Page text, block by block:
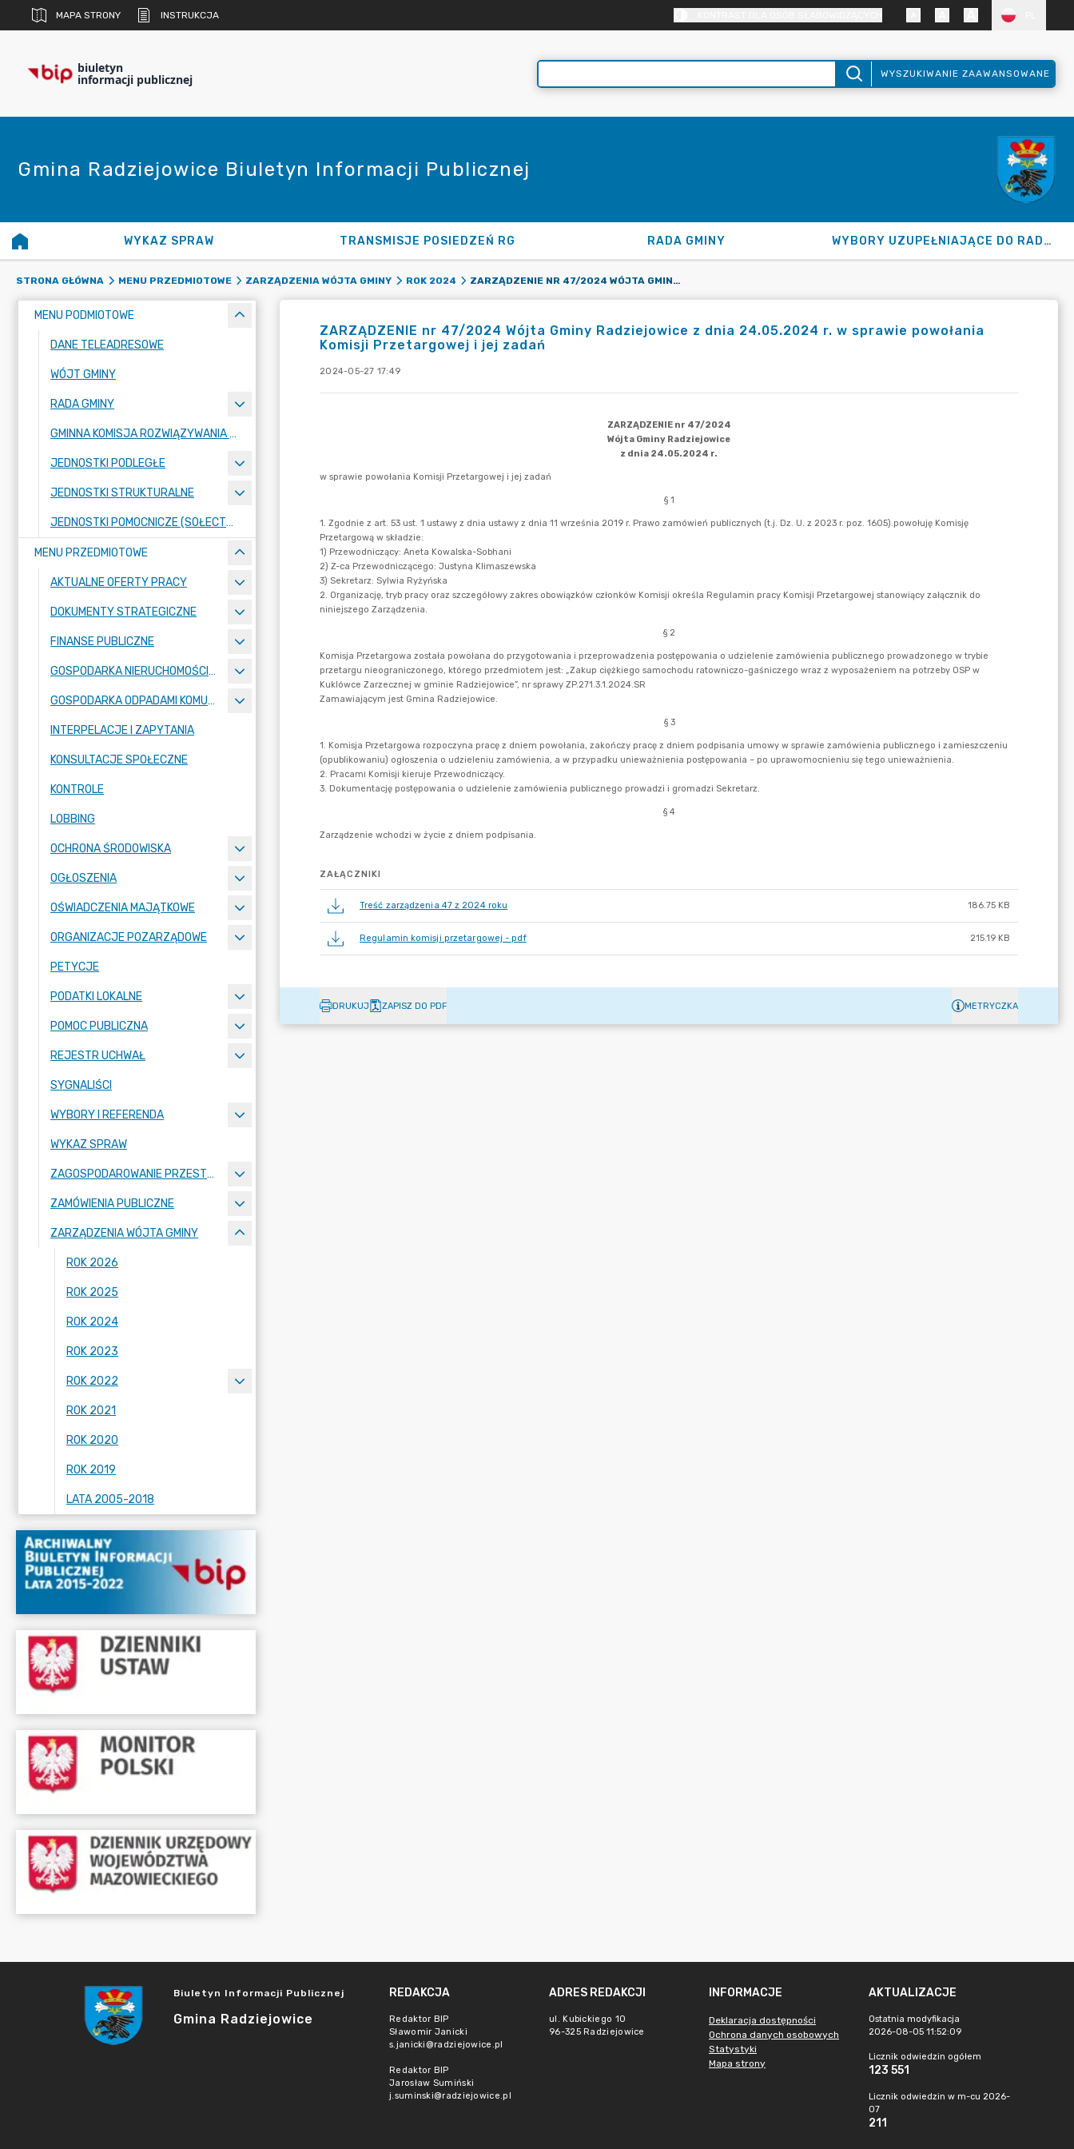
MAPA STRONY INSTRUKCJA
biuletyn
informacji publicznej WYSZUKIWANIE ZAAWANSOWANE
Gmina Radziejowice Biuletyn Informacji Publicznej
WYKAZ SPRAW TRANSMISJE POSIEDZEŃ RG RADA GMINY WYBORY UZUPEŁNIAJĄCE DO RADY GMINY 2026
STRONA GŁÓWNA MENU PRZEDMIOTOWE ZARZĄDZENIA WÓJTA GMINY ROK 2024 ZARZĄDZENIE NR 47/2024 WÓJTA GMINY RADZIEJOWICE Z DNIA 24.05.2024 R. W SPRAWIE POWOŁANIA KOMISJI PRZETARGOWEJ I JEJ ZADAŃ
MENU PODMIOTOWE
DANE TELEADRESOWE
WÓJT GMINY
RADA GMINY
GMINNA KOMISJA ROZWIĄZYWANIA PROBLEMÓW ALKOHOLOWYCH
JEDNOSTKI PODLEGŁE
JEDNOSTKI STRUKTURALNE
JEDNOSTKI POMOCNICZE (SOŁECTWA)
MENU PRZEDMIOTOWE
AKTUALNE OFERTY PRACY
DOKUMENTY STRATEGICZNE
FINANSE PUBLICZNE
GOSPODARKA NIERUCHOMOŚCIAMI
GOSPODARKA ODPADAMI KOMUNALNYMI
INTERPELACJE I ZAPYTANIA
KONSULTACJE SPOŁECZNE
KONTROLE
LOBBING
OCHRONA ŚRODOWISKA
OGŁOSZENIA
OŚWIADCZENIA MAJĄTKOWE
ORGANIZACJE POZARZĄDOWE
PETYCJE
PODATKI LOKALNE
POMOC PUBLICZNA
REJESTR UCHWAŁ
SYGNALIŚCI
WYBORY I REFERENDA
WYKAZ SPRAW
ZAGOSPODAROWANIE PRZESTRZENNE
ZAMÓWIENIA PUBLICZNE
ZARZĄDZENIA WÓJTA GMINY
ROK 2026
ROK 2025
ROK 2024
ROK 2023
ROK 2022
ROK 2021
ROK 2020
ROK 2019
LATA 2005-2018
ZARZĄDZENIE nr 47/2024 Wójta Gminy Radziejowice z dnia 24.05.2024 r. w sprawie powołania
Komisji Przetargowej i jej zadań
2024-05-27 17:49
ZAŁĄCZNIKI
Treść zarządzenia 47 z 2024 roku 186.75 KB
Regulamin komisji przetargowej - pdf 215.19 KB
DRUKUJ ZAPISZ DO PDF METRYCZKA
Biuletyn Informacji Publicznej
Gmina Radziejowice
REDAKCJA
Redaktor BIP
Sławomir Janicki
s.janicki@radziejowice.pl
Redaktor BIP
Jarosław Sumiński
j.suminski@radziejowice.pl
ADRES REDAKCJI
ul. Kubickiego 10
96-325 Radziejowice
INFORMACJE
Deklaracja dostępności
Ochrona danych osobowych
Statystyki
Mapa strony
AKTUALIZACJE
Ostatnia modyfikacja
2026-08-05 11:52:09
Licznik odwiedzin ogółem
123 551
Licznik odwiedzin w m-cu 2026-
07
211